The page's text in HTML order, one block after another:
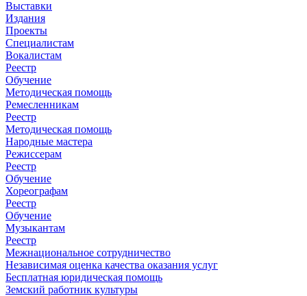
Выставки
Издания
Проекты
Специалистам
Вокалистам
Реестр
Обучение
Методическая помощь
Ремесленникам
Реестр
Методическая помощь
Народные мастера
Режиссерам
Реестр
Обучение
Хореографам
Реестр
Обучение
Музыкантам
Реестр
Межнациональное сотрудничество
Независимая оценка качества оказания услуг
Бесплатная юридическая помощь
Земский работник культуры